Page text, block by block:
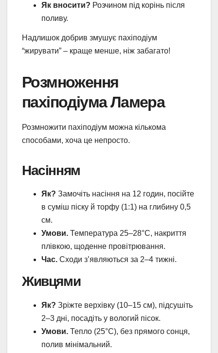
Як вносити? Розчином під корінь після
поливу.
Надлишок добрив змушує пахіподіум
“жирувати” – краще менше, ніж забагато!
Розмноження
пахіподіума Ламера
Розмножити пахіподіум можна кількома
способами, хоча це непросто.
Насінням
Як? Замочіть насіння на 12 годин, посійте
в суміш піску й торфу (1:1) на глибину 0,5
см.
Умови. Температура 25–28°C, накриття
плівкою, щоденне провітрювання.
Час. Сходи з’являються за 2–4 тижні.
Живцями
Як? Зріжте верхівку (10–15 см), підсушіть
2–3 дні, посадіть у вологий пісок.
Умови. Тепло (25°C), без прямого сонця,
полив мінімальний.